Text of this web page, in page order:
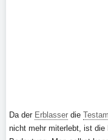
Da der Erblasser die
nicht mehr miterlebt, ist die